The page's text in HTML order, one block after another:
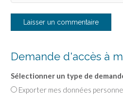
Demande d'accès à
Sélectionner un type de
Exporter mes données